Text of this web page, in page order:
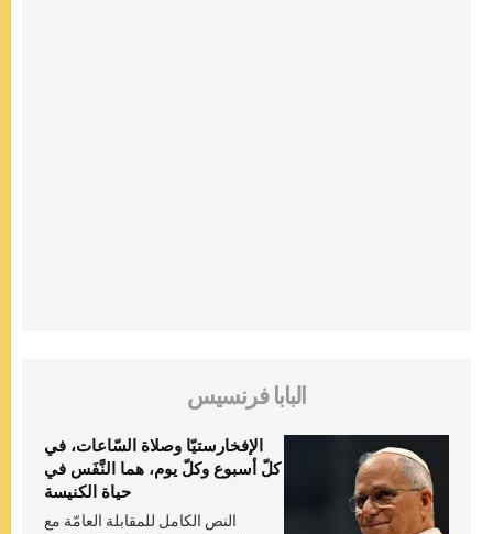
البابا فرنسيس
الإفخارستيّا وصلاة السّاعات، في
كلّ أسبوع وكلّ يوم، هما النَّفَس في
حياة الكنيسة
النص الكامل للمقابلة العامّة مع